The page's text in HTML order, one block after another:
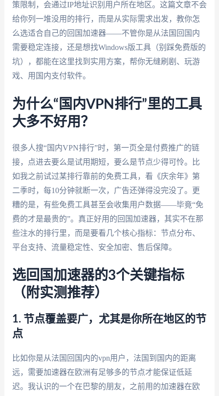
策限制，会通过IP地址识别用户所在地区。这篇文章不会
给你列一堆没用的排行，而是从实际需求出发，教你怎
么选适合自己的回国加速器——不管你是从法国回国内
需要稳定连接，还是想找Windows版工具（别踩免费版的
坑），都能在这里找到实用方案，帮你无缝刷剧、玩游
戏、用国内支付软件。
为什么“国内VPN排行”里的工具
大多不好用？
很多人搜“国内VPN排行”时，第一页全是付费推广的链
接，点进去要么是试用期短，要么是节点少得可怜。比
如我之前试过某排行靠前的免费工具，看《庆余年》第
二季时，每10分钟就断一次，广告还弹得没完没了。更
糟的是，有些免费工具甚至会收集用户数据——毕竟“免
费的才是最贵的”。真正好用的回国加速器，其实不在那
些注水的排行里，而是要看几个核心指标：节点分布、
平台支持、流量稳定性、安全加密、售后保障。
选回国加速器的3个关键指标
（附实测推荐）
1. 节点覆盖要广，尤其是你所在地区的节
点
比如你是从法国回国内的vpn用户，法国到国内的距离
远，需要加速器在欧洲有足够多的节点才能保证低延
迟。我认识的一个在巴黎的朋友，之前用的加速器在欧